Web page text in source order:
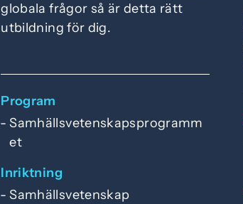
globala frågor så är detta rätt
utbildning för dig.
Program
Samhällsvetenskapsprogramm
et
Inriktning
Samhällsvetenskap